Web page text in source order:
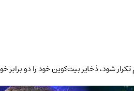
شود، ذخایر بیت‌کوین خود را دو برابر